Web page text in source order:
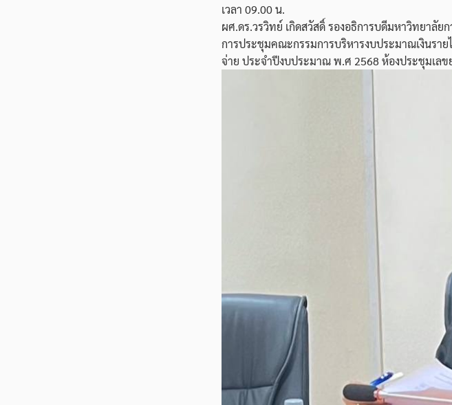
เวลา 09.00 น.
ผศ.ดร.วรวิทย์ เกิดสวัสดิ์ รองอธิการบดีมหาวิทยาลั
การประชุมคณะกรรมการบริหารงบประมาณเงินรา
จ่าย ประจำปีงบประมาณ พ.ศ 2568 ห้องประชุมเล